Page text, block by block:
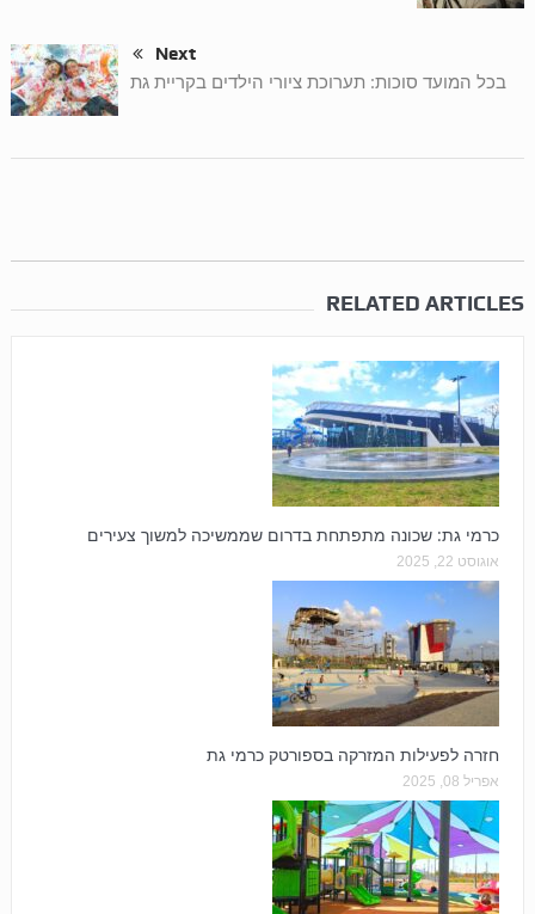
Next
בכל המועד סוכות: תערוכת ציורי הילדים בקריית גת
RELATED ARTICLES
כרמי גת: שכונה מתפתחת בדרום שממשיכה למשוך צעירים
אוגוסט 22, 2025
חזרה לפעילות המזרקה בספורטק כרמי גת
אפריל 08, 2025